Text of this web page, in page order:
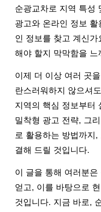
순광교차로 지역 특성
광고와 온라인 정보
인 정보를 찾고 계신
해야 할지 막막함을
이제 더 이상 여러 곳
란스러워하지 않으셔
지역의 핵심 정보부터
밀착형 광고 전략, 그
로 활용하는 방법까지
결해 드릴 것입니다.
이 글을 통해 여러분
얻고, 이를 바탕으로
것입니다. 지금 바로,